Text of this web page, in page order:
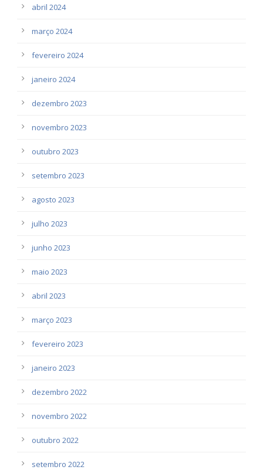
abril 2024
março 2024
fevereiro 2024
janeiro 2024
dezembro 2023
novembro 2023
outubro 2023
setembro 2023
agosto 2023
julho 2023
junho 2023
maio 2023
abril 2023
março 2023
fevereiro 2023
janeiro 2023
dezembro 2022
novembro 2022
outubro 2022
setembro 2022